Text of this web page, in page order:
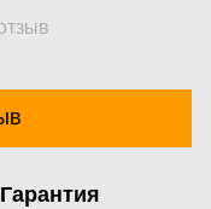
Гарантия